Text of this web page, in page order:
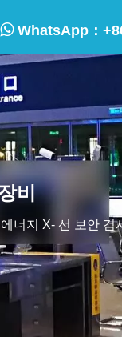
WhatsApp：
비
너지 X- 선 보안 검